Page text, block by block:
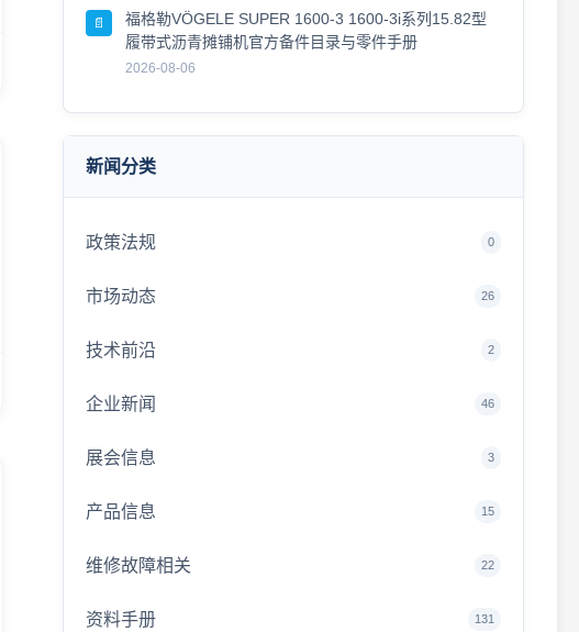
📄
福格勒VÖGELE SUPER 1600-3 1600-3i系列15.82型
履带式沥青摊铺机官方备件目录与零件手册
2026-08-06
新闻分类
政策法规 0
市场动态 26
技术前沿 2
企业新闻 46
展会信息 3
产品信息 15
维修故障相关 22
资料手册 131